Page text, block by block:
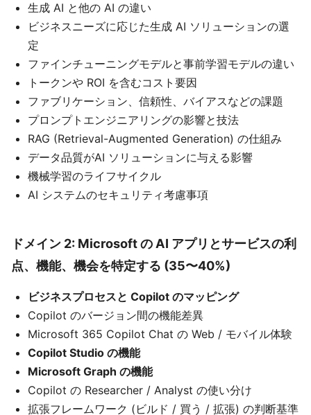
生成 AI と他の AI の違い
ビジネスニーズに応じた生成 AI ソリューションの選
定
ファインチューニングモデルと事前学習モデルの違い
トークンや ROI を含むコスト要因
ファブリケーション、信頼性、バイアスなどの課題
プロンプトエンジニアリングの影響と技法
RAG (Retrieval-Augmented Generation) の仕組み
データ品質がAI ソリューションに与える影響
機械学習のライフサイクル
AI システムのセキュリティ考慮事項
ドメイン 2: Microsoft の AI アプリとサービスの利
点、機能、機会を特定する (35〜40%)
ビジネスプロセスと Copilot のマッピング
Copilot のバージョン間の機能差異
Microsoft 365 Copilot Chat の Web / モバイル体験
Copilot Studio の機能
Microsoft Graph の機能
Copilot の Researcher / Analyst の使い分け
拡張フレームワーク (ビルド / 買う / 拡張) の判断基準